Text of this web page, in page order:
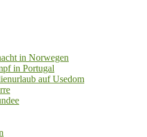
in Norwegen
in Portugal
auf Usedom